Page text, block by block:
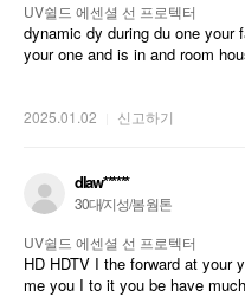
UV쉴드 에센셜 선 프로텍터
dynamic dy during du one your
your one and is in and room
2025.01.02 신고하기
dlaw******
30대/지성/봄 웜톤
UV쉴드 에센셜 선 프로텍터
HD HDTV I the forward at your
me you I to it you be have